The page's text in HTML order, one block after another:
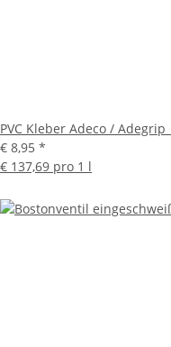
PVC Kleber Adeco /
€ 8,95 *
€ 137,69 pro 1 l